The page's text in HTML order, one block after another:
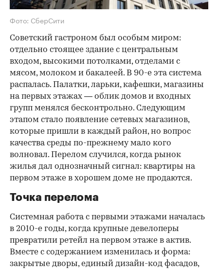
Фото: СберСити
Советский гастроном был особым миром:
отдельно стоящее здание с центральным
входом, высокими потолками, отделами с
мясом, молоком и бакалеей. В 90-е эта система
распалась. Палатки, ларьки, кафешки, магазины
на первых этажах — облик домов и входных
групп менялся бесконтрольно. Следующим
этапом стало появление сетевых магазинов,
которые пришли в каждый район, но вопрос
качества среды по-прежнему мало кого
волновал. Перелом случился, когда рынок
жилья дал однозначный сигнал: квартиры на
первом этаже в хорошем доме не продаются.
Точка перелома
Системная работа с первыми этажами началась
в 2010-е годы, когда крупные девелоперы
превратили ретейл на первом этаже в актив.
Вместе с содержанием изменилась и форма:
закрытые дворы, единый дизайн-код фасадов,